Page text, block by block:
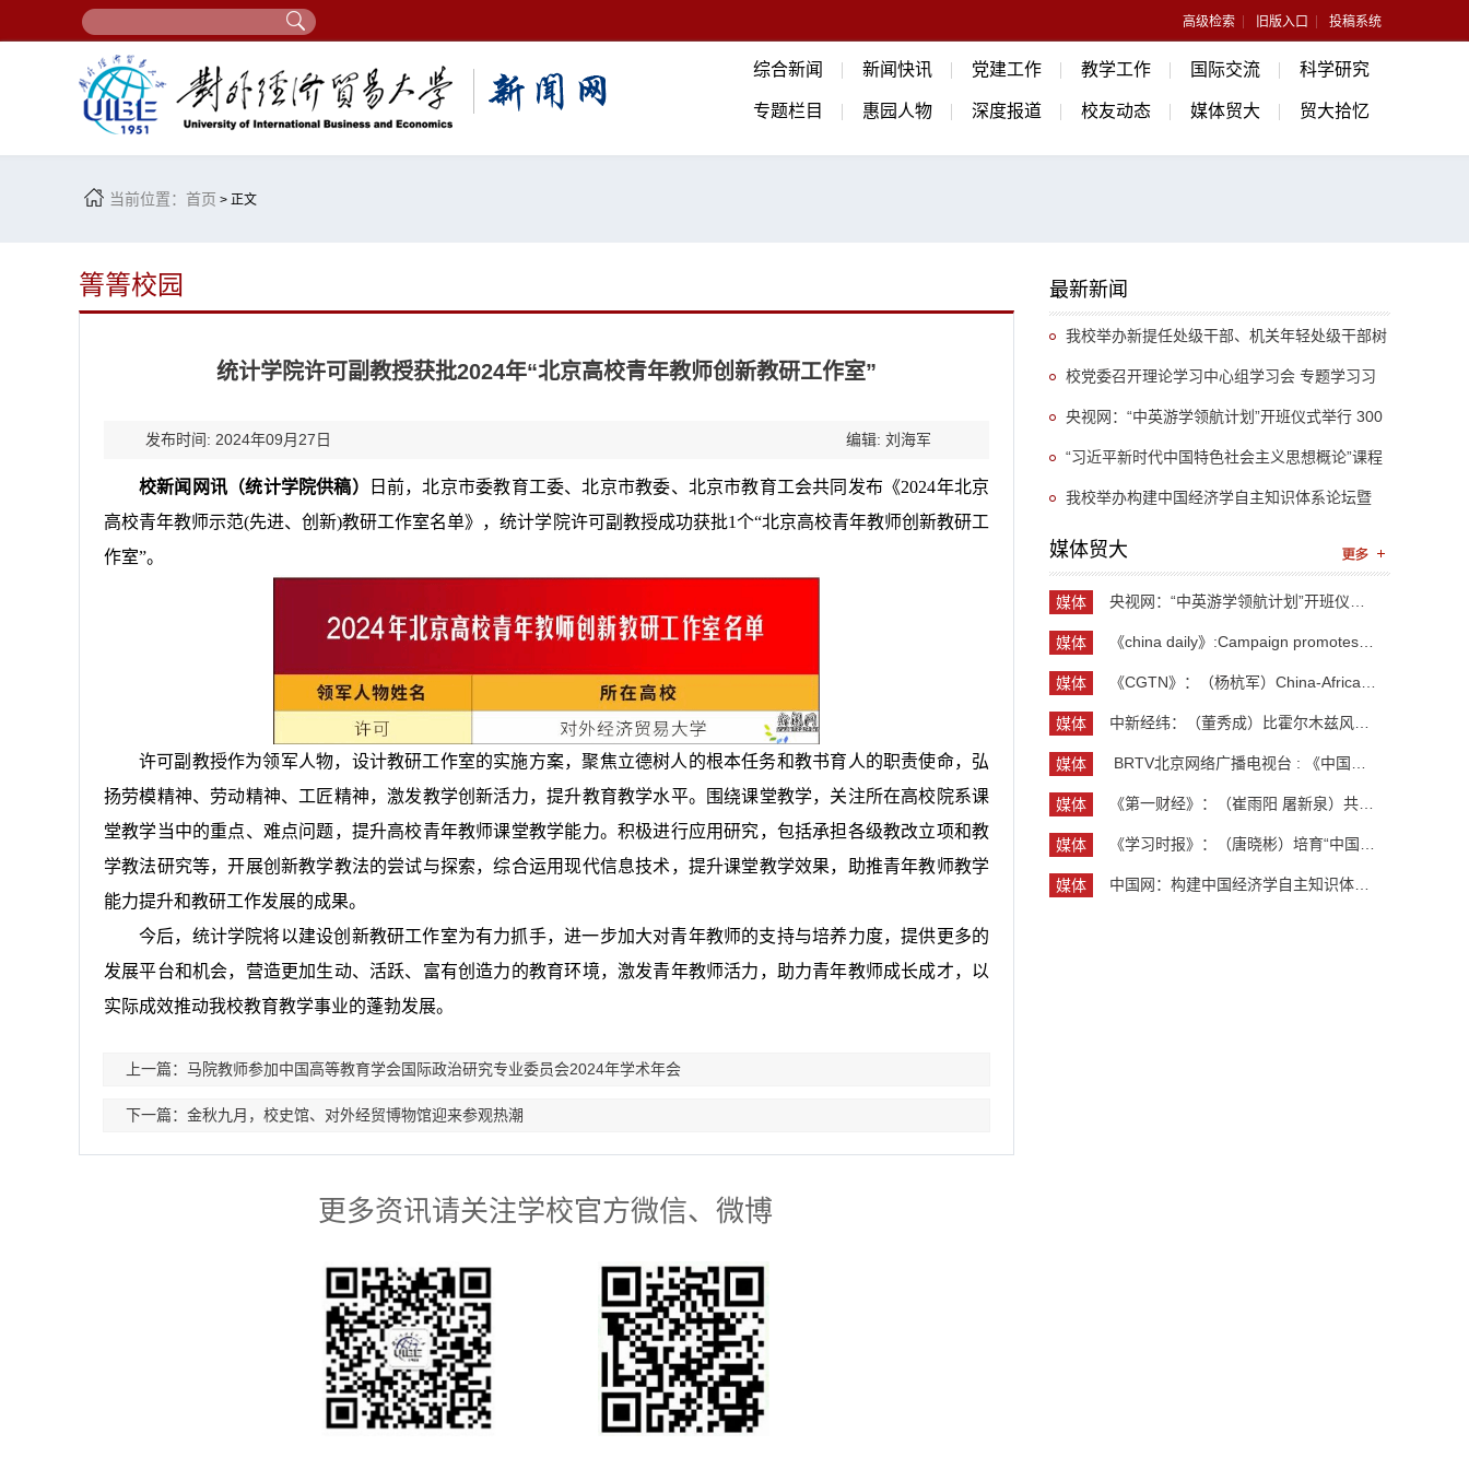
高级检索 旧版入口 投稿系统
综合新闻 新闻快讯 党建工作 教学工作 国际交流 科学研究
专题栏目 惠园人物 深度报道 校友动态 媒体贸大 贸大拾忆
当前位置： 首页 > 正文
箐箐校园
统计学院许可副教授获批2024年“北京高校青年教师创新教研工作室”
发布时间: 2024年09月27日 编辑: 刘海军
校新闻网讯（统计学院供稿）
日前，北京市委教育工委、北京市教委、北京市教育工会共同发布《2024年北京
高校青年教师示范(先进、创新)教研工作室名单》，统计学院许可副教授成功获批1个“北京高校青年教师创新教研工
作室”。
许可副教授作为领军人物，设计教研工作室的实施方案，聚焦立德树人的根本任务和教书育人的职责使命，弘
扬劳模精神、劳动精神、工匠精神，激发教学创新活力，提升教育教学水平。围绕课堂教学，关注所在高校院系课
堂教学当中的重点、难点问题，提升高校青年教师课堂教学能力。积极进行应用研究，包括承担各级教改立项和教
学教法研究等，开展创新教学教法的尝试与探索，综合运用现代信息技术，提升课堂教学效果，助推青年教师教学
能力提升和教研工作发展的成果。
今后，统计学院将以建设创新教研工作室为有力抓手，进一步加大对青年教师的支持与培养力度，提供更多的
发展平台和机会，营造更加生动、活跃、富有创造力的教育环境，激发青年教师活力，助力青年教师成长成才，以
实际成效推动我校教育教学事业的蓬勃发展。
上一篇：马院教师参加中国高等教育学会国际政治研究专业委员会2024年学术年会
下一篇：金秋九月，校史馆、对外经贸博物馆迎来参观热潮
更多资讯请关注学校官方微信、微博
最新新闻
我校举办新提任处级干部、机关年轻处级干部树
立和践行正确政绩观专题培训班
校党委召开理论学习中心组学习会 专题学习习
近平总书记关于推动哲学社会科学高质量发展的重
要指示精神
央视网：“中英游学领航计划”开班仪式举行 300
余名英国学生开启“游学中国”旅程
“习近平新时代中国特色社会主义思想概论”课程
“UIBE新思想大讲堂”第九讲开讲
我校举办构建中国经济学自主知识体系论坛暨
《中国开放型经济学》教学研讨会
媒体贸大
媒体
媒体
媒体
媒体
媒体
媒体
媒体
媒体